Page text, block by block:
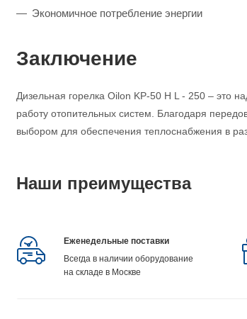
Экономичное потребление энергии
Заключение
Дизельная горелка Oilon KP-50 H L - 250 – это
работу отопительных систем. Благодаря
выбором для обеспечения теплоснабжения в
Наши преимущества
Еженедельные поставки
Всегда в наличии оборудование
на складе в Москве